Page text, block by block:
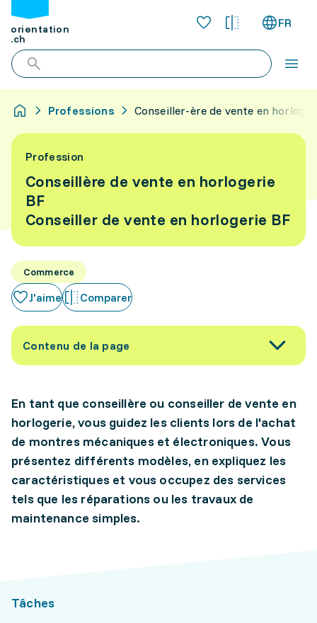
orientation
.ch
FR
Professions Conseiller-ère de vente en
Profession
Conseillère de vente en horlogerie
BF
Conseiller de vente en horlogerie BF
Commerce
J'aime Comparer
Contenu de la page
En tant que conseillère ou conseiller de vente en
horlogerie, vous guidez les clients lors de l'achat
de montres mécaniques et électroniques. Vous
présentez différents modèles, en expliquez les
caractéristiques et vous occupez des services
tels que les réparations ou les travaux de
maintenance simples.
Tâches